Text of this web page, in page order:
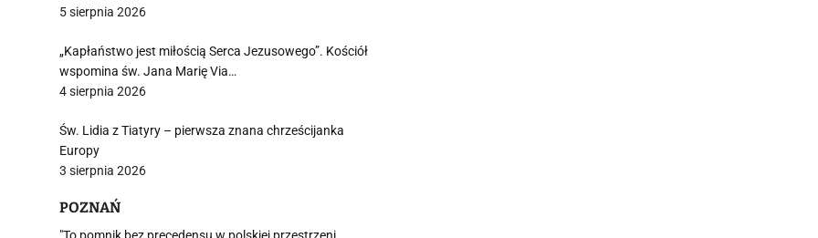
5 sierpnia 2026
„Kapłaństwo jest miłością Serca Jezusowego”. Kościół
wspomina św. Jana Marię Via…
4 sierpnia 2026
Św. Lidia z Tiatyry – pierwsza znana chrześcijanka
Europy
3 sierpnia 2026
POZNAŃ